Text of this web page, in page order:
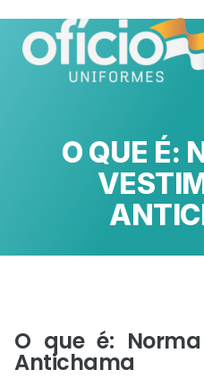
O QUE É:
O que é:
Antichama